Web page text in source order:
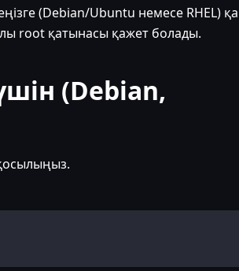
(Debian/Ubuntu немесе RHEL)
root қатынасы қажет болады.
(Debian,